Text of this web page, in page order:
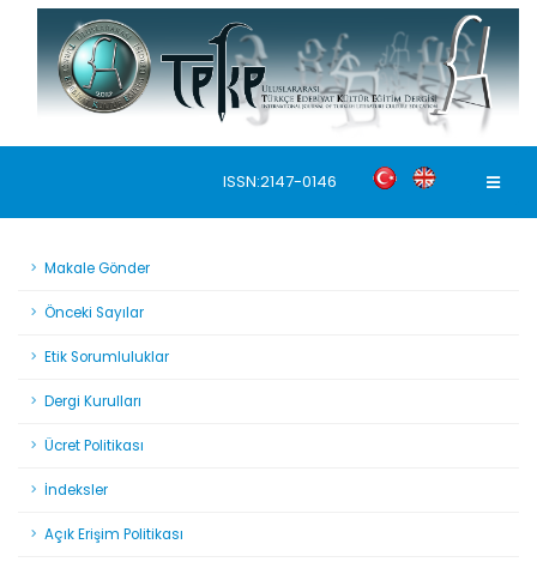
ISSN:2147-0146
Makale Gönder
Önceki Sayılar
Etik Sorumluluklar
Dergi Kurulları
Ücret Politikası
İndeksler
Açık Erişim Politikası